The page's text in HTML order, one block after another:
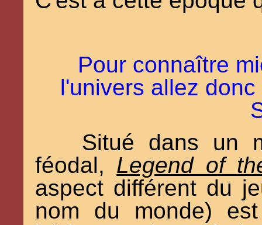
Pour connaître
l'univers allez
Situé dans un
féodal, Legend of
aspect différent du
nom du monde)